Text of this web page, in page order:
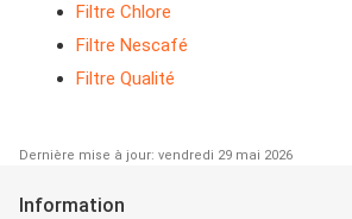
Filtre Chlore
Filtre Nescafé
Filtre Qualité
Dernière mise à jour: vendredi 29 mai 2026
Information